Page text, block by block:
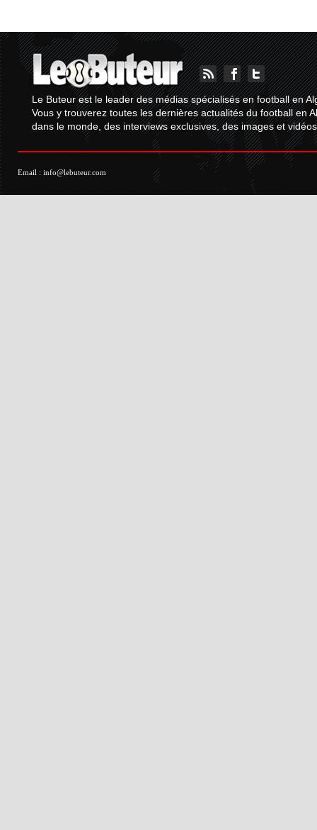
Le Buteur est le leader des médias spécialisés en football en
Vous y trouverez toutes les dernières actualités du football en
dans le monde, des interviews exclusives, des images et
Email : info@lebuteur.com